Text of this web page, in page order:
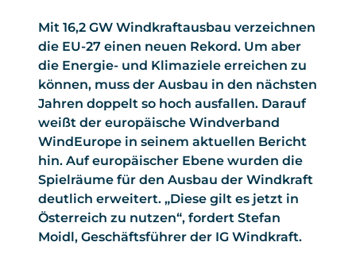
Mit 16,2 GW Windkraftausbau verzeichnen
die EU-27 einen neuen Rekord. Um aber
die Energie- und Klimaziele erreichen zu
können, muss der Ausbau in den nächsten
Jahren doppelt so hoch ausfallen. Darauf
weißt der europäische Windverband
WindEurope in seinem aktuellen Bericht
hin. Auf europäischer Ebene wurden die
Spielräume für den Ausbau der Windkraft
deutlich erweitert. „Diese gilt es jetzt in
Österreich zu nutzen“, fordert Stefan
Moidl, Geschäftsführer der IG Windkraft.